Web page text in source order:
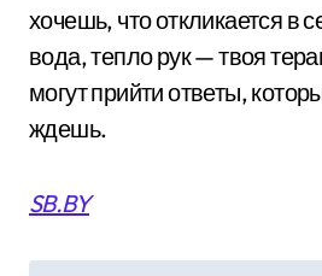
хочешь, что откликается в
вода, тепло рук — твоя
могут прийти ответы,
ждешь.
SB.BY